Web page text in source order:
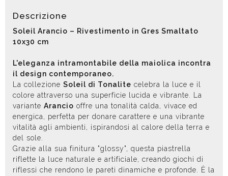
Descrizione
Soleil Arancio – Rivestimento in Gres Smaltato
10x30 cm
L'eleganza intramontabile della maiolica incontra
il design contemporaneo.
La collezione Soleil di Tonalite celebra la luce e il
colore attraverso una superficie lucida e vibrante. La
variante Arancio offre una tonalità calda, vivace ed
energica, perfetta per donare carattere e una vibrante
vitalità agli ambienti, ispirandosi al calore della terra e
del sole.
Grazie alla sua finitura "glossy", questa piastrella
riflette la luce naturale e artificiale, creando giochi di
riflessi che rendono le pareti dinamiche e profonde. È la